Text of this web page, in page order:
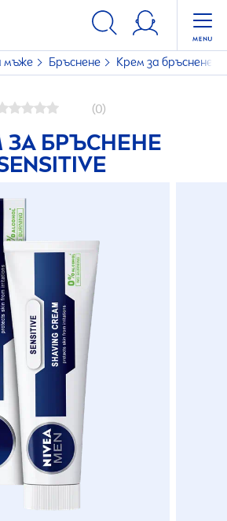
мъже Бръснене Крем за бръснене
(0)
ЗА БРЪСНЕНЕ